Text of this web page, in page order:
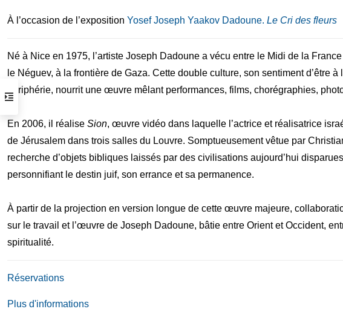
À l’occasion de l’exposition Yosef Joseph Yaakov Dadoune. Le Cri des fleurs
Né à Nice en 1975, l’artiste Joseph Dadoune a vécu entre le Midi de la
le Néguev, à la frontière de Gaza. Cette double culture, son sentiment d’être à
périphérie, nourrit une œuvre mêlant performances, films, chorégraphies,
En 2006, il réalise Sion, œuvre vidéo dans laquelle l’actrice et réalisatrice
de Jérusalem dans trois salles du Louvre. Somptueusement vêtue par
recherche d’objets bibliques laissés par des civilisations aujourd’hui
personnifiant le destin juif, son errance et sa permanence.
À partir de la projection en version longue de cette œuvre majeure,
sur le travail et l’œuvre de Joseph Dadoune, bâtie entre Orient et Occident,
spiritualité.
Réservations
Plus d'informations
Horaires d’ouverture
du mardi au samedi de 14 h à 19 h
Arrêt tram :
Gare Thiers ou Libération
Parking :
Gare du Sud /Intermarché
Informations pratiques
Contacts
Téléphone :
SiteMap